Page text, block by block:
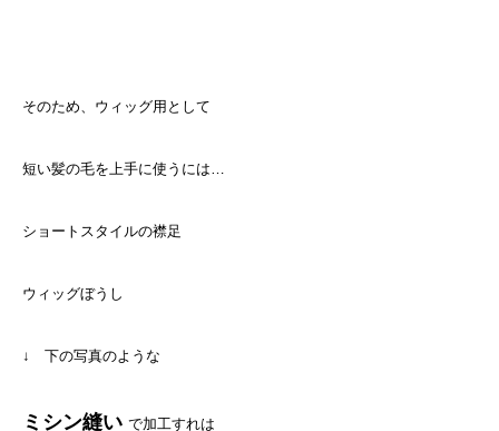
そのため、ウィッグ用として
短い髪の毛を上手に使うには…
ショートスタイルの襟足
ウィッグぼうし
↓ 下の写真のような
ミシン縫い で加工すれは